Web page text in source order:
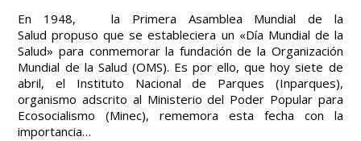
En 1948, la Primera Asamblea Mundial de la
Salud propuso que se estableciera un «Día Mundial de la
Salud» para conmemorar la fundación de la Organización
Mundial de la Salud (OMS). Es por ello, que hoy siete de
abril, el Instituto Nacional de Parques (Inparques),
organismo adscrito al Ministerio del Poder Popular para
Ecosocialismo (Minec), rememora esta fecha con la
importancia…